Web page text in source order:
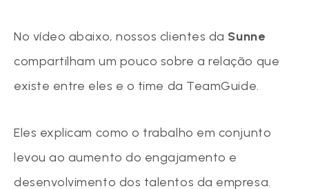
No vídeo abaixo, nossos clientes da Sunne
compartilham um pouco sobre a relação que
existe entre eles e o time da TeamGuide.
Eles explicam como o trabalho em conjunto
levou ao aumento do engajamento e
desenvolvimento dos talentos da empresa.